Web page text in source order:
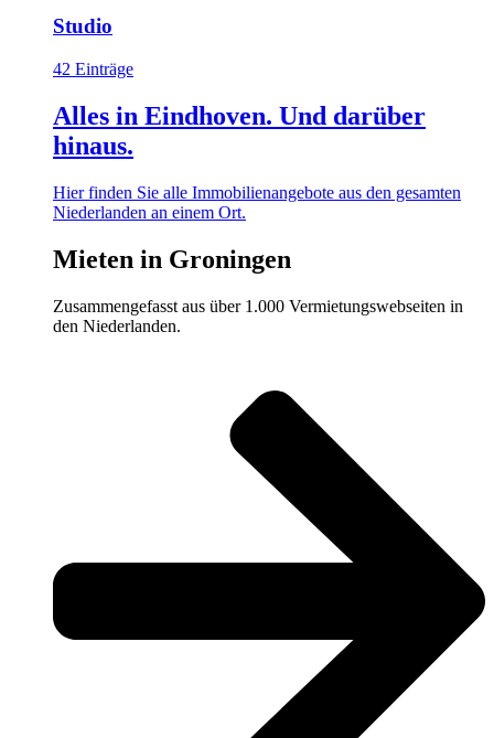
Studio
42 Einträge
Alles in Eindhoven. Und darüber
hinaus.
Hier finden Sie alle Immobilienangebote aus den gesamten
Niederlanden an einem Ort.
Mieten in Groningen
Zusammengefasst aus über 1.000 Vermietungswebseiten in
den Niederlanden.